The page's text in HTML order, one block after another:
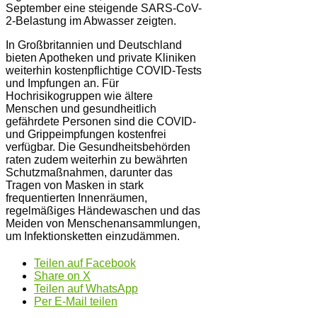
September eine steigende SARS-CoV-
2-Belastung im Abwasser zeigten​.
In Großbritannien und Deutschland
bieten Apotheken und private Kliniken
weiterhin kostenpflichtige COVID-Tests
und Impfungen an. Für
Hochrisikogruppen wie ältere
Menschen und gesundheitlich
gefährdete Personen sind die COVID-
und Grippeimpfungen kostenfrei
verfügbar. Die Gesundheitsbehörden
raten zudem weiterhin zu bewährten
Schutzmaßnahmen, darunter das
Tragen von Masken in stark
frequentierten Innenräumen,
regelmäßiges Händewaschen und das
Meiden von Menschenansammlungen,
um Infektionsketten einzudämmen.
Teilen auf Facebook
Share on X
Teilen auf WhatsApp
Per E-Mail teilen